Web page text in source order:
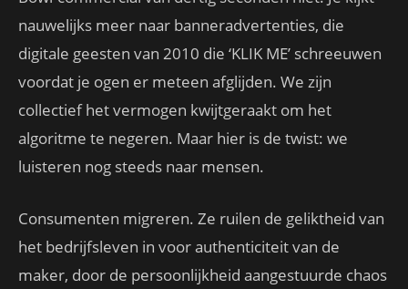
nauwelijks meer naar banneradvertenties, die
digitale geesten van 2010 die ‘KLIK ME’ schreeuwen
voordat je ogen er meteen afglijden. We zijn
collectief het vermogen kwijtgeraakt om het
algoritme te negeren. Maar hier is de twist: we
luisteren nog steeds naar mensen.
Consumenten migreren. Ze ruilen de geliktheid van
het bedrijfsleven in voor authenticiteit van de
maker, door de persoonlijkheid aangestuurde chaos